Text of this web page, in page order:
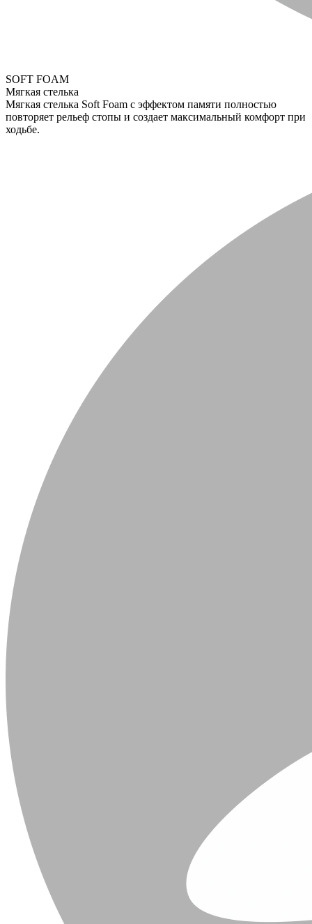
SOFT FOAM
Мягкая стелька
Мягкая стелька Soft Foam с эффектом памяти полностью
повторяет рельеф стопы и создает максимальный комфорт при
ходьбе.